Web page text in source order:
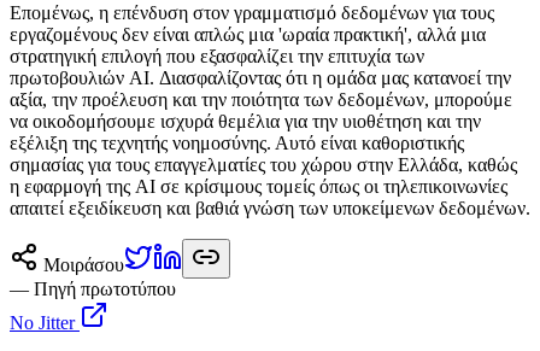
Επομένως, η επένδυση στον γραμματισμό δεδομένων για τους
εργαζομένους δεν είναι απλώς μια 'ωραία πρακτική', αλλά μια
στρατηγική επιλογή που εξασφαλίζει την επιτυχία των
πρωτοβουλιών AI. Διασφαλίζοντας ότι η ομάδα μας κατανοεί την
αξία, την προέλευση και την ποιότητα των δεδομένων, μπορούμε
να οικοδομήσουμε ισχυρά θεμέλια για την υιοθέτηση και την
εξέλιξη της τεχνητής νοημοσύνης. Αυτό είναι καθοριστικής
σημασίας για τους επαγγελματίες του χώρου στην Ελλάδα, καθώς
η εφαρμογή της AI σε κρίσιμους τομείς όπως οι τηλεπικοινωνίες
απαιτεί εξειδίκευση και βαθιά γνώση των υποκείμενων δεδομένων.
Μοιράσου
— Πηγή πρωτοτύπου
No Jitter